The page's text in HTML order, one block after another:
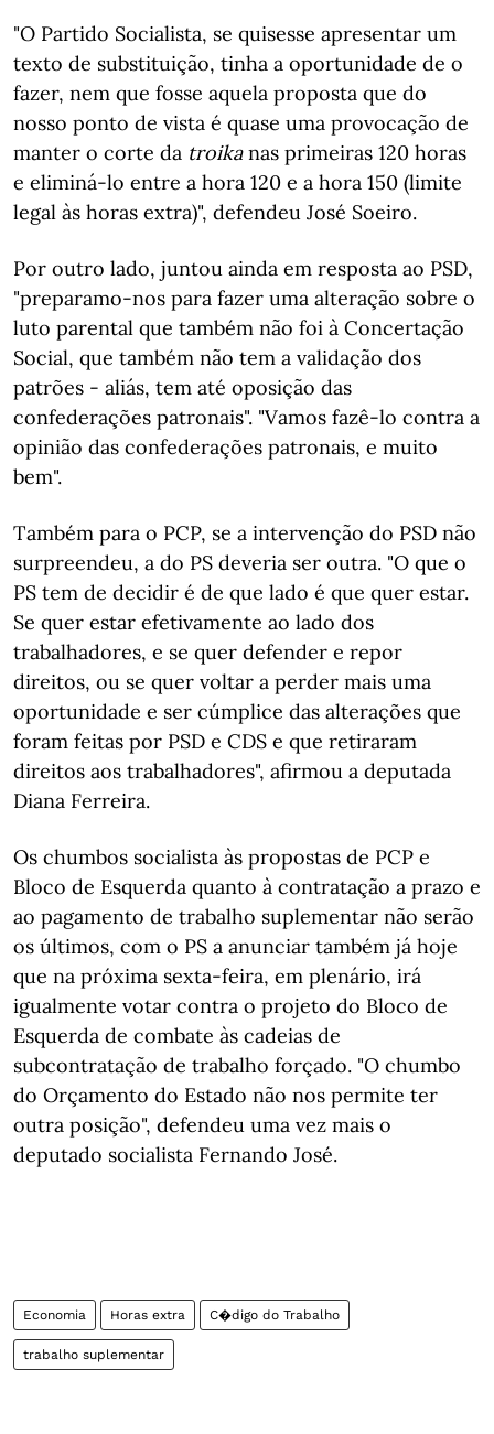
"O Partido Socialista, se quisesse apresentar um
texto de substituição, tinha a oportunidade de o
fazer, nem que fosse aquela proposta que do
nosso ponto de vista é quase uma provocação de
manter o corte da troikanas primeiras 120 horas
e eliminá-lo entre a hora 120 e a hora 150 (limite
legal às horas extra)", defendeu José Soeiro.
Por outro lado, juntou ainda em resposta ao PSD,
"preparamo-nos para fazer uma alteração sobre o
luto parental que também não foi à Concertação
Social, que também não tem a validação dos
patrões - aliás, tem até oposição das
confederações patronais". "Vamos fazê-lo contra a
opinião das confederações patronais, e muito
bem".
Também para o PCP, se a intervenção do PSD não
surpreendeu, a do PS deveria ser outra. "O que o
PS tem de decidir é de que lado é que quer estar.
Se quer estar efetivamente ao lado dos
trabalhadores, e se quer defender e repor
direitos, ou se quer voltar a perder mais uma
oportunidade e ser cúmplice das alterações que
foram feitas por PSD e CDS e que retiraram
direitos aos trabalhadores", afirmou a deputada
Diana Ferreira.
Os chumbos socialista às propostas de PCP e
Bloco de Esquerda quanto à contratação a prazo e
ao pagamento de trabalho suplementar não serão
os últimos, com o PS a anunciar também já hoje
que na próxima sexta-feira, em plenário, irá
igualmente votar contra o projeto do Bloco de
Esquerda de combate às cadeias de
subcontratação de trabalho forçado. "O chumbo
do Orçamento do Estado não nos permite ter
outra posição", defendeu uma vez mais o
deputado socialista Fernando José.
Economia Horas extra C�digo do Trabalho
trabalho suplementar